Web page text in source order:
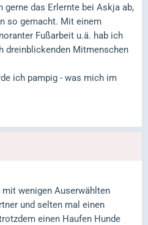
gerne das Erlernte bei Askja ab,
so gemacht. Mit einem
Fußarbeit u.ä. hab ich
dreinblickenden Mitmenschen
ich pampig - was mich im
wenigen Auserwählten
und selten mal einen
einen Haufen Hunde